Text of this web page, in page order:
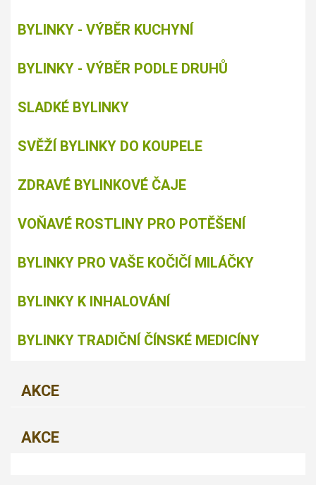
BYLINKY - VÝBĚR KUCHYNÍ
BYLINKY - VÝBĚR PODLE DRUHŮ
SLADKÉ BYLINKY
SVĚŽÍ BYLINKY DO KOUPELE
ZDRAVÉ BYLINKOVÉ ČAJE
VOŇAVÉ ROSTLINY PRO POTĚŠENÍ
BYLINKY PRO VAŠE KOČIČÍ MILÁČKY
BYLINKY K INHALOVÁNÍ
BYLINKY TRADIČNÍ ČÍNSKÉ MEDICÍNY
AKCE
AKCE